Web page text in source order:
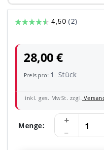
28,00 €
Preis pro: 1 Stück
inkl. ges. MwSt. zzgl.
Menge: